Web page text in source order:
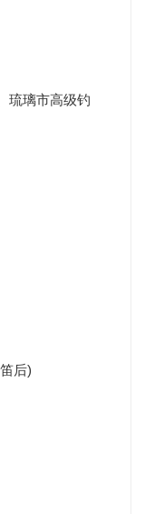
琉璃市高级钓
后)